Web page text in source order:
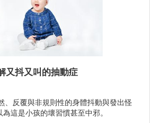
又抖又叫的抽動症
、反覆與非規則性的身體抖動與發出怪
這是小孩的壞習慣甚至中邪。